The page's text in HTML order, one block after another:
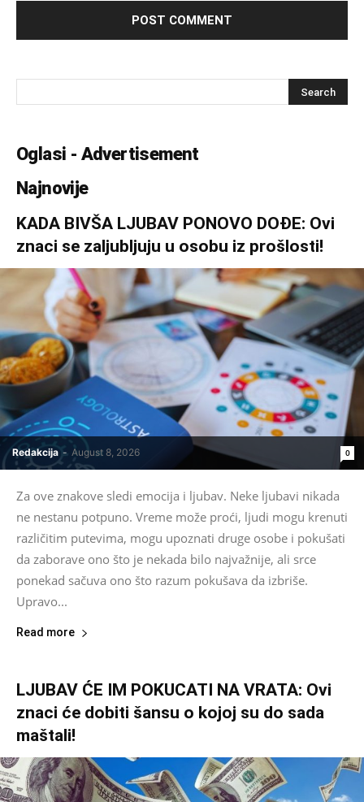
Oglasi - Advertisement
Najnovije
KADA BIVŠA LJUBAV PONOVO DOĐE: Ovi
znaci se zaljubljuju u osobu iz prošlosti!
Redakcija - August 8, 2026 0
Za ove znakove sledi emocija i ljubav. Neke ljubavi nikada
ne nestanu potpuno. Vreme može proći, ljudi mogu krenuti
različitim putevima, mogu upoznati druge osobe i pokušati
da zaborave ono što je nekada bilo najvažnije, ali srce
ponekad sačuva ono što razum pokušava da izbriše.
Upravo...
Read more
LJUBAV ĆE IM POKUCATI NA VRATA: Ovi
znaci će dobiti šansu o kojoj su do sada
maštali!